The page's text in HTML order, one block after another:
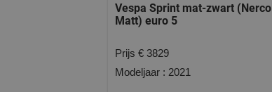
Vespa Sprint mat-zwart (Nerco
Matt) euro 5
Prijs € 3829
Modeljaar : 2021